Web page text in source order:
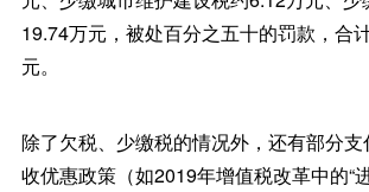
19.74万元，被处百分之五十的罚款，合
元。
除了欠税、少缴税的情况外，还有部分
收优惠政策（如2019年增值税改革中的“